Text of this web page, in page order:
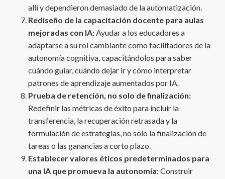
allí y dependieron demasiado de la automatización.
Rediseño de la capacitación docente para aulas
mejoradas con IA:Ayudar a los educadores a
adaptarse a su rol cambiante como facilitadores de la
autonomía cognitiva, capacitándolos para saber
cuándo guiar, cuándo dejar ir y cómo interpretar
patrones de aprendizaje aumentados por IA.
Prueba de retención, no solo de finalización:
Redefinir las métricas de éxito para incluir la
transferencia, la recuperación retrasada y la
formulación de estrategias, no solo la finalización de
tareas o las ganancias a corto plazo.
Establecer valores éticos predeterminados para
una IA que promueva la autonomía:Construir